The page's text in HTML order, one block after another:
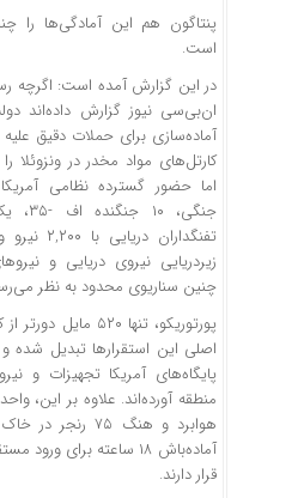
پنتاگون هم این آمادگی‌ها را
است.
در این گزارش آمده است: اگرچه
ان‌بی‌سی نیوز گزارش داده‌اند
آماده‌سازی برای حملات دقیق
کارتل‌های مواد مخدر در ونزوئلا
اما حضور گسترده نظامی
جنگی،
تفنگداران
زیردریایی نیروی دریایی و
چنین سناریوی محدود به نظر
پورتوریکو، تنها ۵۲۰
اصلی این استقرارها تبدیل شده و
پایگاه‌های آمریکا تجهیزات و
هوابرد و هنگ ۷۵
آماده‌باش ۱۸ ساعته برای
قرار دارند.